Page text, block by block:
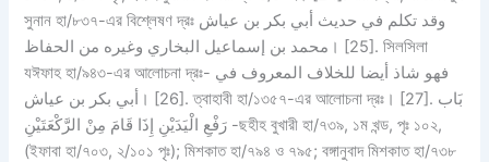
সুনান হা/৮৩৭-এর বিশ্লেষণ দ্রঃ وقد تكلم في حديث أبي بكر بن عياش
محمد بن إسماعيل البخاري وغيره من الحفاظ। [25]. সিলসিলা
যঈফাহ হা/৯৪৩-এর আলোচনা দ্রঃ- فهو شاذ أيضا للخلاف المعروف في
أبي بكر بن عياش। [26]. ত্বাহাবী হা/১৩৫৭-এর আলোচনা দ্রঃ। [27]. بَاب
رَفْعِ الْيَدَيْنِ إِذَا قَامَ مِنْ الرَّكْعَتَيْنِ -ছহীহ বুখারী হা/৭৩৯, ১ম খন্ড, পৃঃ ১০২,
(ইফাবা হা/৭০৩, ২/১০১ পৃঃ); মিশকাত হা/৭৯৪ ও ৭৯৫; বঙ্গানুবাদ মিশকাত হা/৭৩৮